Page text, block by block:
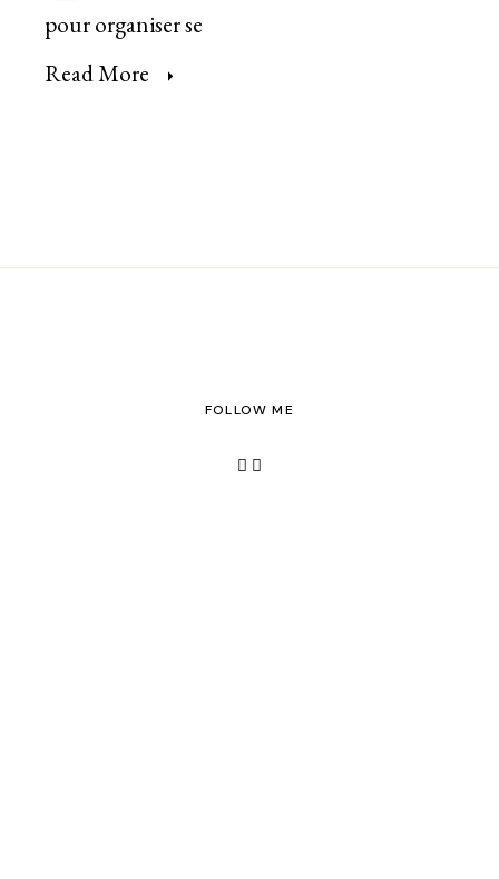
pour organiser se
Read More
FOLLOW ME